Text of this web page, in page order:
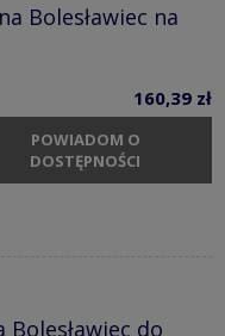
Bolesławiec na
160,39 zł
POWIADOM O
DOSTĘPNOŚCI
do